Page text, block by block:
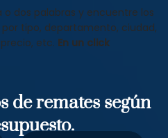
o dos palabras y encuentre los
tipo, departamento, ciudad,
etc. En un click
de remates según